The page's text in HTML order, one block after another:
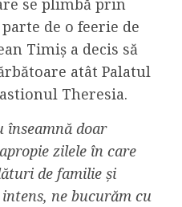
se plimbă prin
de o feerie de
Timiș a decis să
atât Palatul
Theresia.
înseamnă doar
zilele în care
de familie și
ne bucurăm cu